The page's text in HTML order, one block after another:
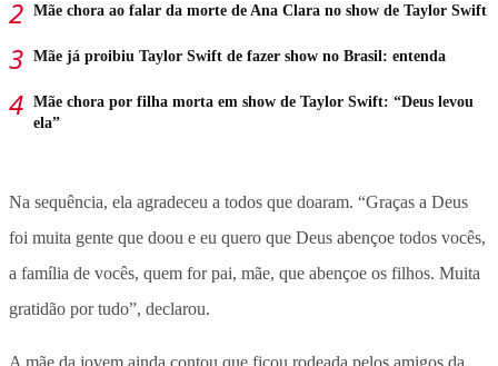
Mãe chora ao falar da morte de Ana Clara no show de Taylor Swift
Mãe já proibiu Taylor Swift de fazer show no Brasil: entenda
Mãe chora por filha morta em show de Taylor Swift: “Deus levou
ela”
Na sequência, ela agradeceu a todos que doaram. “Graças a Deus
foi muita gente que doou e eu quero que Deus abençoe todos vocês,
a família de vocês, quem for pai, mãe, que abençoe os filhos. Muita
gratidão por tudo”, declarou.
A mãe da jovem ainda contou que ficou rodeada pelos amigos da